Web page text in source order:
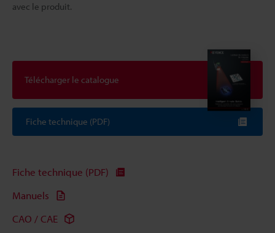
avec le produit.
Télécharger le catalogue
Fiche technique (PDF)
Fiche technique (PDF)
Manuels
CAO / CAE